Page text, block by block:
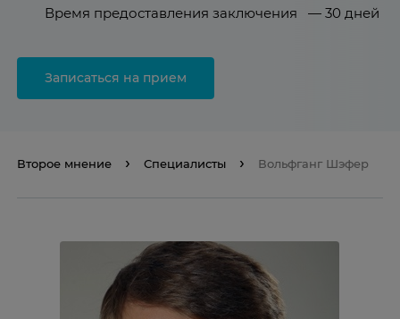
Время предоставления заключения — 30 дней
Записаться на прием
Второе мнение Специалисты Вольфганг Шэфер